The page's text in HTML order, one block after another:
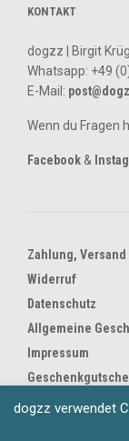
KONTAKT
dogzz | Birgit
Whatsapp: +49
E-Mail:
Wenn du Fragen
Facebook &
Zahlung,
Widerruf
Datenschutz
Allgemeine
Impressum
dogzz verwendet